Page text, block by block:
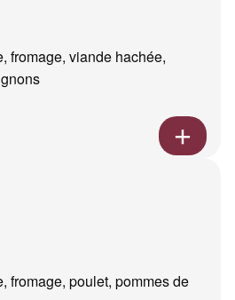
fromage, viande hachée,
fromage, poulet, pommes de